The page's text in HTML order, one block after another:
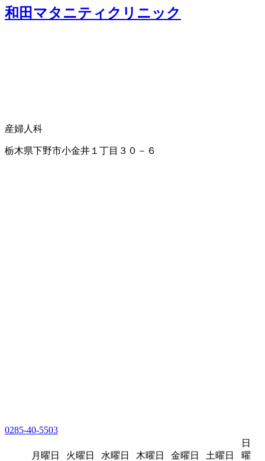
和田マタニティクリニック
産婦人科
栃木県下野市小金井１丁目３０－６
0285-40-5503
月曜日 火曜日 水曜日 木曜日 金曜日 土曜日
日
曜